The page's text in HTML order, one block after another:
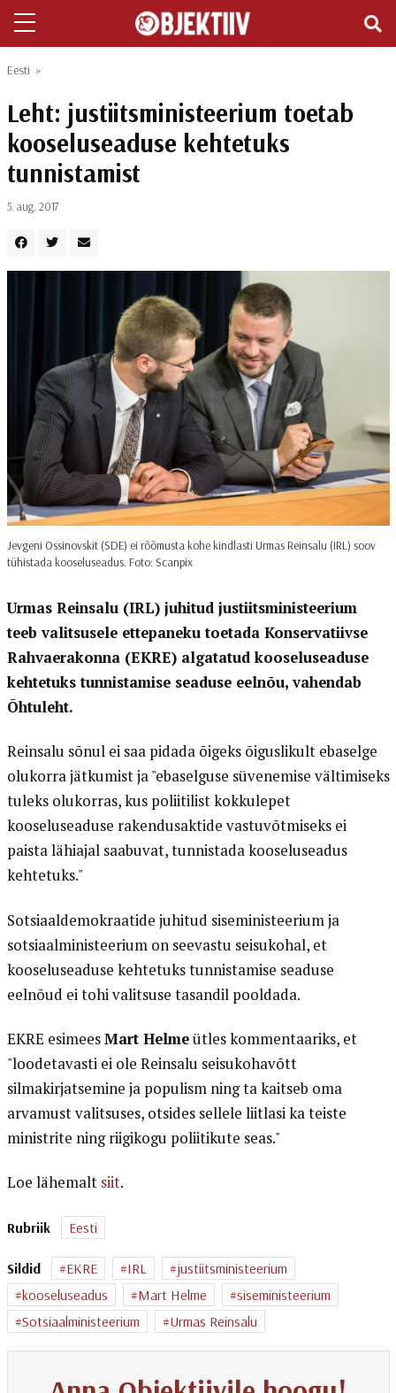
Eesti »
Leht: justiitsministeerium toetab
kooseluseaduse kehtetuks
tunnistamist
5. aug. 2017
Jevgeni Ossinovskit (SDE) ei rõõmusta kohe kindlasti Urmas Reinsalu (IRL) soov
tühistada kooseluseadus. Foto: Scanpix
Urmas Reinsalu (IRL) juhitud justiitsministeerium
teeb valitsusele ettepaneku toetada Konservatiivse
Rahvaerakonna (EKRE) algatatud kooseluseaduse
kehtetuks tunnistamise seaduse eelnõu, vahendab
Õhtuleht.
Reinsalu sõnul ei saa pidada õigeks õiguslikult ebaselge
olukorra jätkumist ja "ebaselguse süvenemise vältimiseks
tuleks olukorras, kus poliitilist kokkulepet
kooseluseaduse rakendusaktide vastuvõtmiseks ei
paista lähiajal saabuvat, tunnistada kooseluseadus
kehtetuks."
Sotsiaaldemokraatide juhitud siseministeerium ja
sotsiaalministeerium on seevastu seisukohal, et
kooseluseaduse kehtetuks tunnistamise seaduse
eelnõud ei tohi valitsuse tasandil pooldada.
EKRE esimeesMart Helmeütles kommentaariks, et
"loodetavasti ei ole Reinsalu seisukohavõtt
silmakirjatsemine ja populism ning ta kaitseb oma
arvamust valitsuses, otsides sellele liitlasi ka teiste
ministrite ning riigikogu poliitikute seas."
Loe lähemalt siit.
Rubriik Eesti
Sildid EKRE IRL
justiitsministeerium
kooseluseadus
Mart Helme
siseministeerium
Sotsiaalministeerium
Urmas Reinsalu